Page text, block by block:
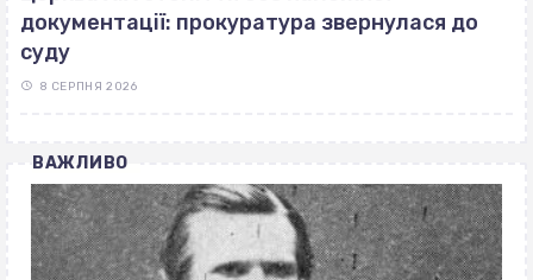
документації: прокуратура звернулася до
суду
8 СЕРПНЯ 2026
ВАЖЛИВО